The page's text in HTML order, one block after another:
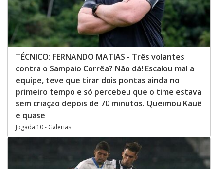
TÉCNICO: FERNANDO MATIAS - Três volantes
contra o Sampaio Corrêa? Não dá! Escalou mal a
equipe, teve que tirar dois pontas ainda no
primeiro tempo e só percebeu que o time estava
sem criação depois de 70 minutos. Queimou Kauê
e quase
Jogada 10 - Galerias